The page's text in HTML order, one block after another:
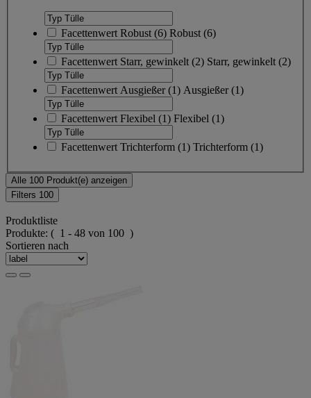
Facettenwert Robust (6) Robust (6)
Facettenwert Starr, gewinkelt (2) Starr, gewinkelt (2)
Facettenwert Ausgießer(1) Ausgießer(1)
Facettenwert Flexibel (1) Flexibel (1)
Facettenwert Trichterform (1) Trichterform (1)
Alle 100 Produkt(e) anzeigen
Filters 100
Produktliste
Produkte: ( 1 - 48 von 100 )
Sortieren nach